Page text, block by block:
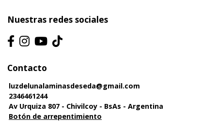
Nuestras redes sociales
Contacto
luzdelunalaminasdeseda@gmail.com
2346461244
Av Urquiza 807 - Chivilcoy - BsAs - Argentina
Botón de arrepentimiento